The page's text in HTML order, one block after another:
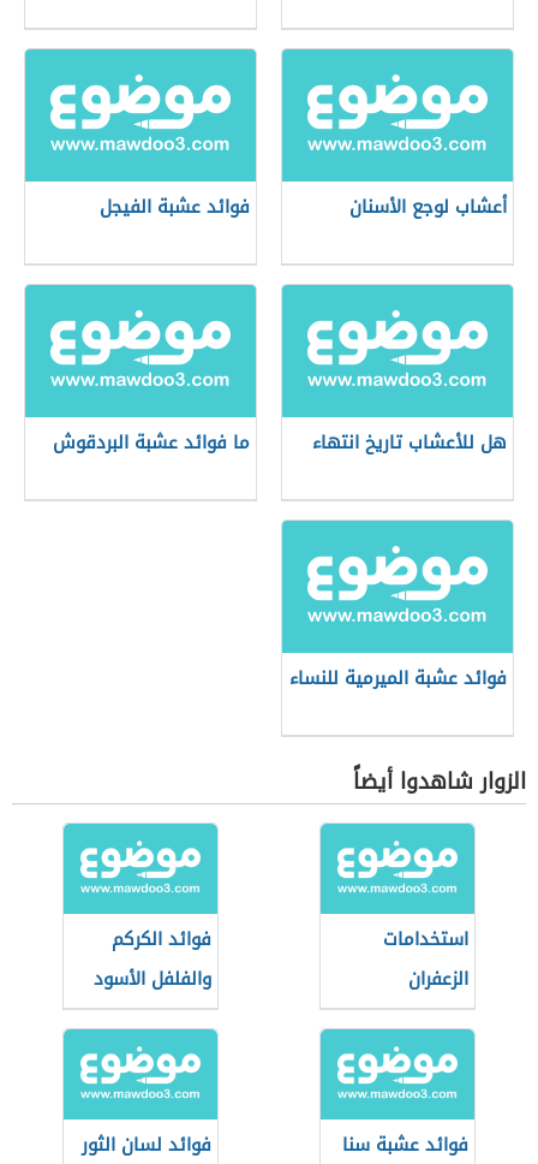
أعشاب لوجع الأسنان فوائد عشبة الفيجل
هل للأعشاب تاريخ انتهاء ما فوائد عشبة البردقوش
فوائد عشبة الميرمية للنساء
الزوار شاهدوا أيضاً
استخدامات
الزعفران
فوائد الكركم
والفلفل الأسود
فوائد عشبة سنا
فوائد لسان الثور